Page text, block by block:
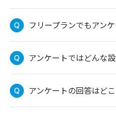
フリープランでもアン
アンケートではどんな
アンケートの回答はど